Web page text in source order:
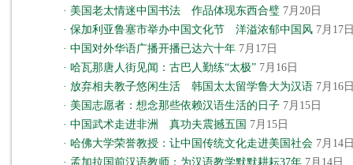
· 美国老太情迷中国书法 作品体现东西合璧 7月20日
· 保加利亚鲁塞市举办中国文化节 洋溢浓郁中国风 7月17
· 中国对外华语广播开播已达六十年 7月17日
· 哈瓦那唐人街见闻：古巴人勤练“太极” 7月16日
· 放弃相夫教子悠闲生活 韩国太太留学鲁大为汉语 7月16
· 美国志愿者：想念那些依赖汉语生活的日子 7月15日
· 中国武术走进非洲 真功夫震撼五国 7月15日
· 哈佛大学荣誉教授：让中国传统文化走进美国社会 7月14
· 孟加拉国前汉语教师：为汉语教学默默耕耘37年 7月14日